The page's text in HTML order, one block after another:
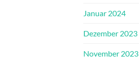
Januar 2024
Dezember 2023
November 2023